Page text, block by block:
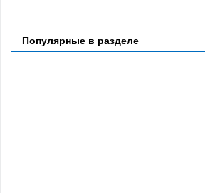
Популярные в разделе